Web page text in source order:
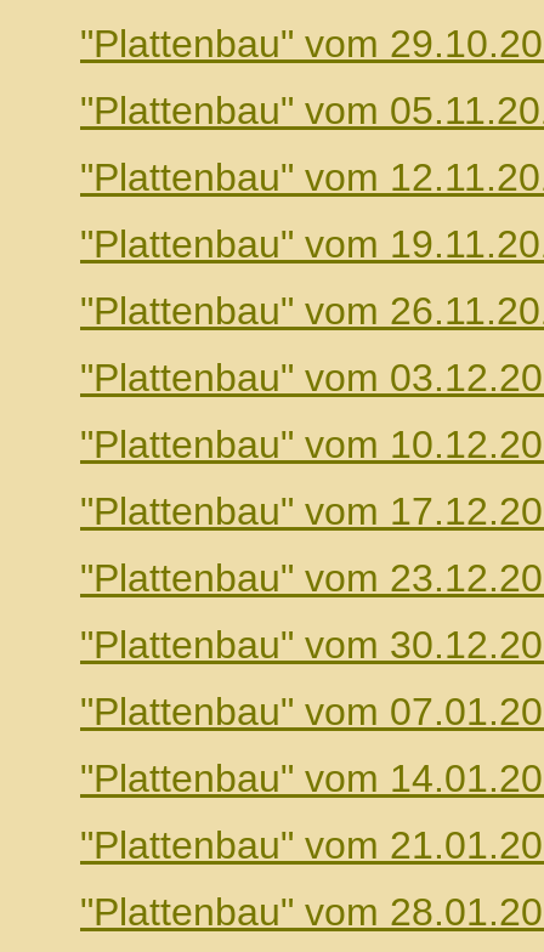
"Plattenbau" vom
"Plattenbau" vom
"Plattenbau" vom
"Plattenbau" vom
"Plattenbau" vom
"Plattenbau" vom
"Plattenbau" vom
"Plattenbau" vom
"Plattenbau" vom
"Plattenbau" vom
"Plattenbau" vom
"Plattenbau" vom
"Plattenbau" vom
"Plattenbau" vom